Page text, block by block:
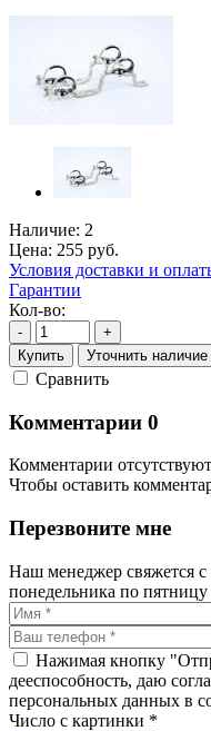
Наличие: 2
Цена: 255 руб.
Условия доставки и
Гарантии
Кол-во:
-
+
Купить
Уточнить
Cравнить
Комментарии 0
Комментарии отсутствуют
Чтобы оставить
Перезвоните мне
Наш менеджер свяжется с
понедельника по
Нажимая кнопку
дееспособность, даю
персональных данных в
Число с картинки *